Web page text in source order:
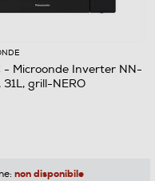
- Microonde Inverter NN-
31L, grill-NERO
non disponibile